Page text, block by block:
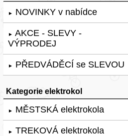
► NOVINKY v nabídce
► AKCE - SLEVY -
VÝPRODEJ
► PŘEDVÁDĚCÍ se SLEVOU
Kategorie elektrokol
► MĚSTSKÁ elektrokola
► TREKOVÁ elektrokola